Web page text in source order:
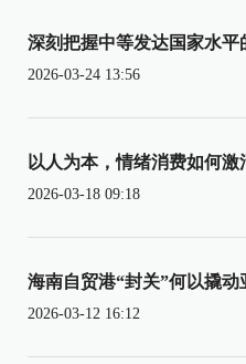
深刻把握中等发达国家水平
2026-03-24 13:56
以人为本，情绪消费如何激
2026-03-18 09:18
海南自贸港“封关”何以撬动
2026-03-12 16:12